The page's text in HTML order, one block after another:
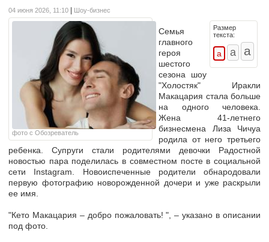
04 июня 2026, 11:10 Шоу-бизнес
фото с Обозреватель
Размер
текста:
Семья
главного
героя
шестого
сезона шоу
"Холостяк" Иракли
Макацария стала больше
на одного человека.
Жена 41-летнего
бизнесмена Лиза Чичуа
родила от него третьего
ребенка. Супруги стали родителями девочки Радостной
новостью пара поделилась в совместном посте в социальной
сети Instagram. Новоиспеченные родители обнародовали
первую фотографию новорожденной дочери и уже раскрыли
ее имя.
"Кето Макацария – добро пожаловать! ", – указано в описании
под фото.